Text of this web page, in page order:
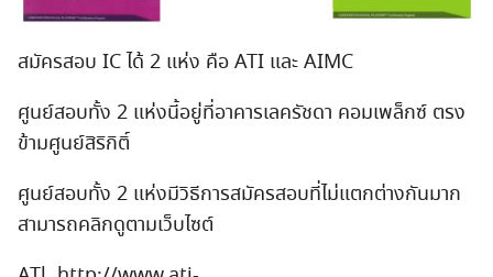
สมัครสอบ IC ได้ 2 แห่ง คือ ATI และ AIMC
ศูนย์สอบทั้ง 2 แห่งนี้อยู่ที่อาคารเลครัชดา คอมเพล็กซ์ ตรง
ข้ามศูนย์สิริกิติ์
ศูนย์สอบทั้ง 2 แห่งมีวิธีการสมัครสอบที่ไม่แตกต่างกันมาก
สามารถคลิกดูตามเว็บไซต์